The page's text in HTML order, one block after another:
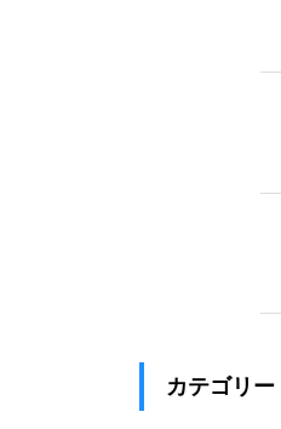
カテゴリー